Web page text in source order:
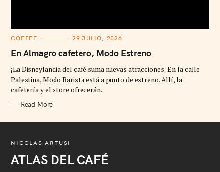
C
T
E
O
R
I
E
COFFEE 29 JULIO, 2026
En Almagro cafetero, Modo Estreno
¡La Disneylandia del café suma nuevas atracciones! En la calle
Palestina, Modo Barista está a punto de estreno. Allí, la
cafetería y el store ofrecerán..
Read More
NICOLAS ARTUSI
ATLAS DEL CAFÉ